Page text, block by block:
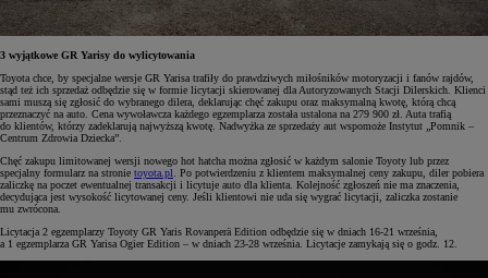
3 wyjątkowe GR Yarisy do wylicytowania
Toyota chce, by specjalne wersje GR Yarisa trafiły do prawdziwych miłośników motoryzacji i fanów rajdów,
stąd też ich sprzedaż odbędzie się w formie licytacji skierowanej dla Autoryzowanych Stacji Dilerskich. Klienci
sami muszą się zgłosić do wybranego dilera, deklarując chęć zakupu oraz maksymalną kwotę, którą chcą
przeznaczyć na auto. Cena wywoławcza każdego egzemplarza została ustalona na 279 900 zł. Auta trafią
do klientów, którzy zadeklarują najwyższą kwotę. Nadwyżka ze sprzedaży aut wspomoże Instytut „Pomnik –
Centrum Zdrowia Dziecka”.
Chęć zakupu limitowanej wersji nowego hot hatcha można zgłosić w każdym salonie Toyoty lub przez
specjalny formularz na stronie toyota.pl . Po potwierdzeniu z klientem maksymalnej ceny zakupu, diler pobiera
zaliczkę na poczet ewentualnej transakcji i licytuje auto dla klienta. Kolejność zgłoszeń nie ma znaczenia,
decydująca jest wysokość licytowanej ceny. Jeśli klientowi nie uda się wygrać licytacji, zaliczka zostanie
mu zwrócona.
Licytacja 2 egzemplarzy Toyoty GR Yaris Rovanperä Edition odbędzie się w dniach 16-21 września,
a 1 egzemplarza GR Yarisa Ogier Edition – w dniach 23-28 września. Licytacje zamykają się o godz. 12.